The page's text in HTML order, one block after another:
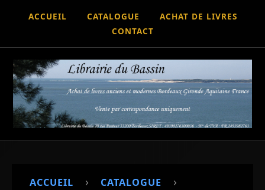
ACCUEIL CATALOGUE
ACHAT DE LIVRES
CONTACT
ACCUEIL › CATALOGUE ›